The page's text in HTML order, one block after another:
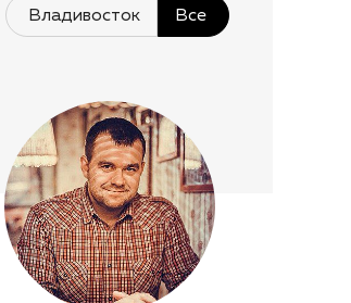
Владивосток Все